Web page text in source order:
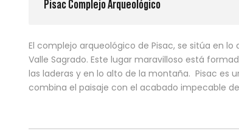
Pisac Complejo Arqueológico
El complejo arqueológico de Pisac, se sitúa en
Valle Sagrado. Este lugar maravilloso está
las laderas y en lo alto de la montaña. Pisac es
combina el paisaje con el acabado impecable